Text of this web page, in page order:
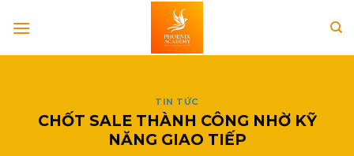
TIN TỨC
CHỐT SALE THÀNH CÔNG NHỜ KỸ
NĂNG GIAO TIẾP